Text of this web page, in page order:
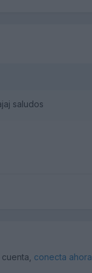
saludos
conecta ahora